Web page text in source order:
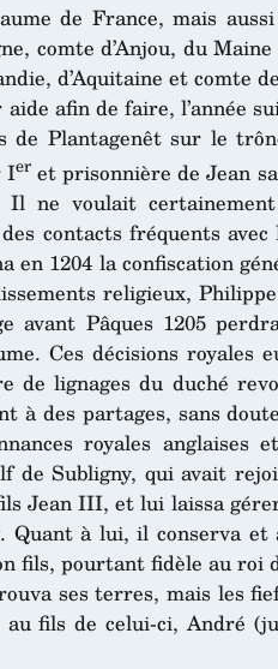
de France, mais
comte d’Anjou, du
d’Aquitaine et comte
afin de faire, l’année
Plantagenêt sur le
Ier et prisonnière de Jean
ne voulait
contacts fréquents
en 1204 la confiscation
religieux,
avant Pâques 1205
Ces décisions
de lignages du duché
des partages, sans
royales anglaises
de Subligny, qui avait
Jean III, et lui laissa
Quant à lui, il conserva
fils, pourtant fidèle au roi
ses terres, mais les
au fils de celui-ci, André